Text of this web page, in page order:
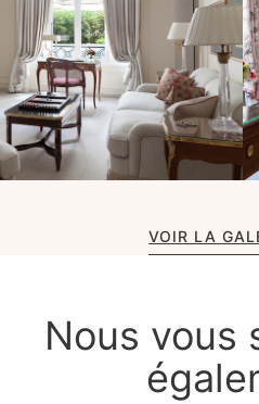
VOIR LA
Nous vous